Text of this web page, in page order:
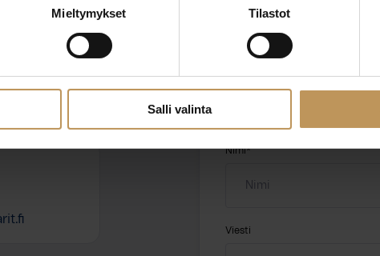
Mieltymykset Tilastot
Salli valinta
Nimi*
Viesti